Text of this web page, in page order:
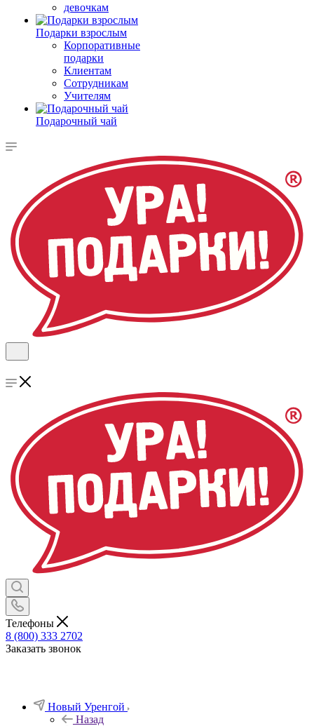
девочкам
Подарки взрослым
Корпоративные
подарки
Клиентам
Сотрудникам
Учителям
Подарочный чай
Телефоны
8 (800) 333 2702
Заказать звонок
Новый Уренгой
Назад